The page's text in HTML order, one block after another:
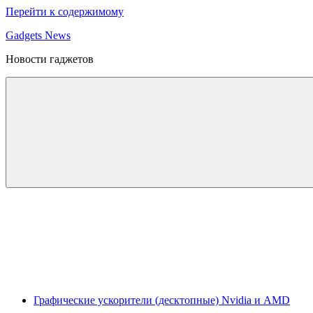
Перейти к содержимому
Gadgets News
Новости гаджетов
Графические ускорители (десктопные) Nvidia и AMD